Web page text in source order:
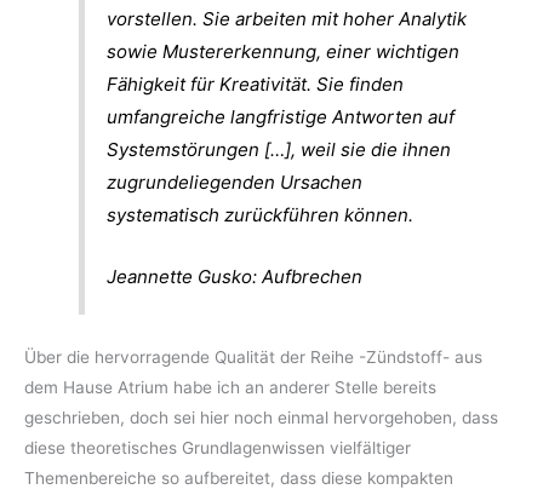
vorstellen. Sie arbeiten mit hoher Analytik
sowie Mustererkennung, einer wichtigen
Fähigkeit für Kreativität. Sie finden
umfangreiche langfristige Antworten auf
Systemstörungen […], weil sie die ihnen
zugrundeliegenden Ursachen
systematisch zurückführen können.
Jeannette Gusko: Aufbrechen
Über die hervorragende Qualität der Reihe -Zündstoff- aus
dem Hause Atrium habe ich an anderer Stelle bereits
geschrieben, doch sei hier noch einmal hervorgehoben, dass
diese theoretisches Grundlagenwissen vielfältiger
Themenbereiche so aufbereitet, dass diese kompakten